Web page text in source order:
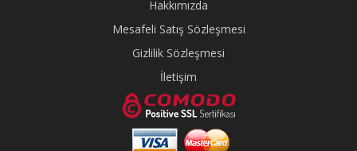
Hakkımızda
Mesafeli Satış Sözleşmesi
Gizlilik Sözleşmesi
İletişim